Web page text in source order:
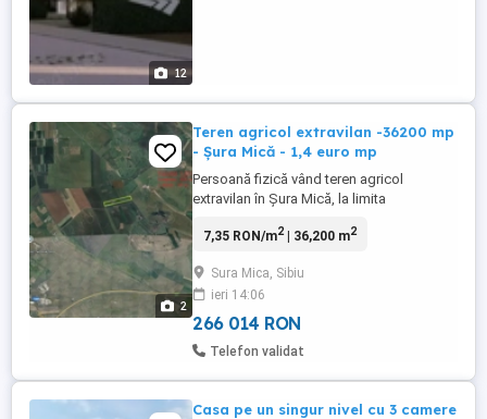
12
2
Teren agricol extravilan -36200 mp
- Șura Mică - 1,4 euro mp
Persoană fizică vând teren agricol
extravilan în Șura Mică, la limita
de 36.200 mp, cu următoarele dimensiuni:
latura nord - 668,5 m; - latura vest - 53,7 m.
Proprietatea este liberă de sarcini și deține
documente ...
7,35 RON/m2| 36,200 m2
Sura Mica, Sibiu
ieri 14:06
266 014 RON
Telefon validat
Casa pe un singur nivel cu 3 camere